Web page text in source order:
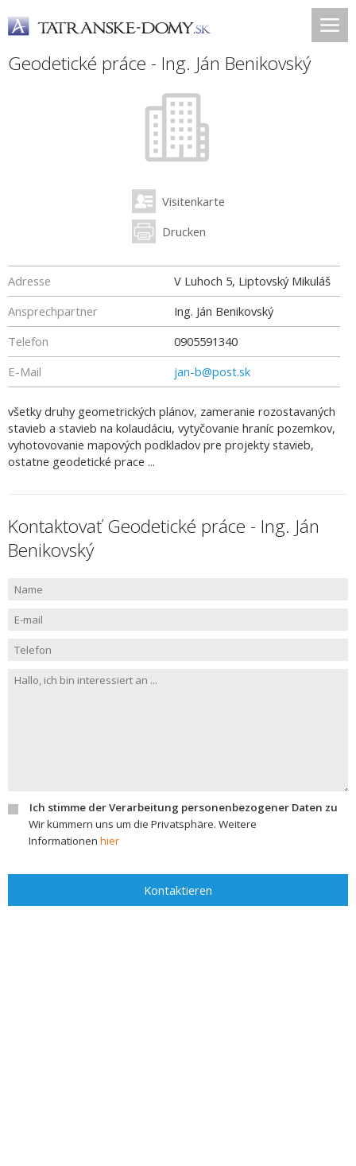
Geodetické práce - Ing. Ján Benikovský
Visitenkarte
Drucken
Adresse
V Luhoch 5, Liptovský Mikuláš
Ansprechpartner
Ing. Ján Benikovský
Telefon
0905591340
E-Mail
jan-b@post.sk
všetky druhy geometrických plánov, zameranie rozostavaných
stavieb a stavieb na kolaudáciu, vytyčovanie hraníc pozemkov,
vyhotovovanie mapových podkladov pre projekty stavieb,
ostatne geodetické prace ...
Kontaktovať Geodetické práce - Ing. Ján
Benikovský
Ich stimme der Verarbeitung personenbezogener Daten zu
Wir kümmern uns um die Privatsphäre. Weitere
Informationen hier
Kontaktieren